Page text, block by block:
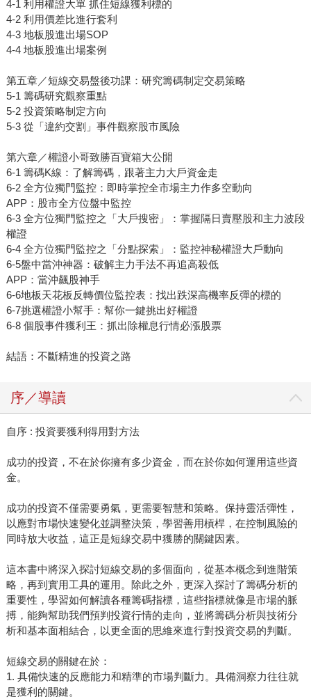
4-1 利用權證大單 抓住短線獲利標的
4-2 利用價差比進行套利
4-3 地板股進出場SOP
4-4 地板股進出場案例
第五章／短線交易盤後功課：研究籌碼制定交易策略
5-1 籌碼研究觀察重點
5-2 投資策略制定方向
5-3 從「違約交割」事件觀察股市風險
第六章／權證小哥致勝百寶箱大公開
6-1 籌碼K線：了解籌碼，跟著主力大戶資金走
6-2 全方位獨門監控：即時掌控全市場主力作多空動向
APP：股市全方位盤中監控
6-3 全方位獨門監控之「大戶搜密」：掌握隔日賣壓股和主力波段
權證
6-4 全方位獨門監控之「分點探索」：監控神秘權證大戶動向
6-5盤中當沖神器：破解主力手法不再追高殺低
APP：當沖飆股神手
6-6地板天花板反轉價位監控表：找出跌深高機率反彈的標的
6-7挑選權證小幫手：幫你一鍵挑出好權證
6-8 個股事件獲利王：抓出除權息行情必漲股票
結語：不斷精進的投資之路
序／導讀
自序 : 投資要獲利得用對方法
成功的投資，不在於你擁有多少資金，而在於你如何運用這些資
金。
成功的投資不僅需要勇氣，更需要智慧和策略。保持靈活彈性，
以應對市場快速變化並調整決策，學習善用槓桿，在控制風險的
同時放大收益，這正是短線交易中獲勝的關鍵因素。
這本書中將深入探討短線交易的多個面向，從基本概念到進階策
略，再到實用工具的運用。除此之外，更深入探討了籌碼分析的
重要性，學習如何解讀各種籌碼指標，這些指標就像是市場的脈
搏，能夠幫助我們預判投資行情的走向，並將籌碼分析與技術分
析和基本面相結合，以更全面的思維來進行對投資交易的判斷。
短線交易的關鍵在於：
1. 具備快速的反應能力和精準的市場判斷力。具備洞察力往往就
是獲利的關鍵。